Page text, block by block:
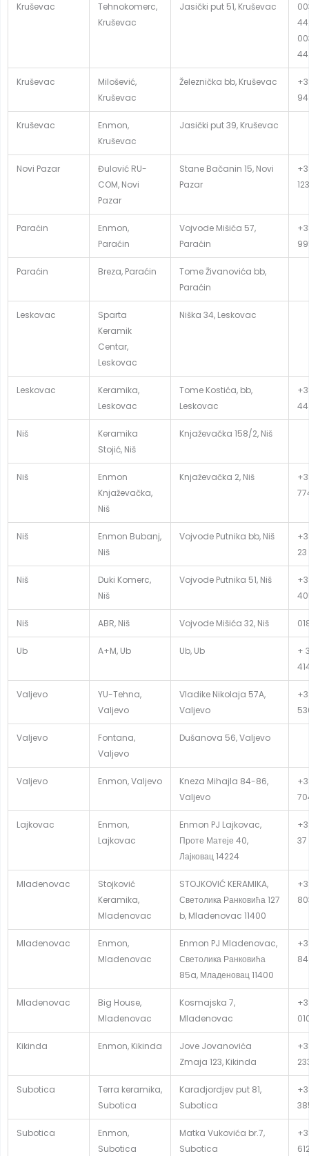
Kruševac
Tehnokomerc,
Kruševac
Jasički put 51, Kruševac
Kruševac
Milošević,
Kruševac
Železnička bb, Kruševac
Kruševac
Enmon,
Kruševac
Jasički put 39, Kruševac
Novi Pazar
Đulović RU-
COM, Novi
Pazar
Stane Bačanin 15, Novi
Pazar
123
Paraćin
Enmon,
Paraćin
Vojvode Mišića 57,
Paraćin
Paraćin Breza, Paraćin
Tome Živanovića bb,
Paraćin
Leskovac
Sparta
Keramik
Centar,
Leskovac
Niška 34, Leskovac
Leskovac
Keramika,
Leskovac
Tome Kostića, bb,
Leskovac
Niš
Keramika
Stojić, Niš
Knjaževačka 158/2, Niš
Niš
Enmon
Knjaževačka,
Niš
Knjaževačka 2, Niš
Niš
Enmon Bubanj,
Niš
Vojvode Putnika bb, Niš
Niš
Duki Komerc,
Niš
Vojvode Putnika 51, Niš
Niš ABR, Niš Vojvode Mišića 32, Niš
Ub A+M, Ub Ub, Ub
+
Valjevo
YU-Tehna,
Valjevo
Vladike Nikolaja 57A,
Valjevo
Valjevo
Fontana,
Valjevo
Dušanova 56, Valjevo
Valjevo Enmon, Valjevo
Kneza Mihajla 84-86,
Valjevo
Lajkovac
Enmon,
Lajkovac
Enmon PJ Lajkovac,
Проте Матеје 40,
Лајковац 14224
37
Mladenovac
Stojković
Keramika,
Mladenovac
STOJKOVIĆ KERAMIKA,
Светолика Ранковића 127
b, Mladenovac 11400
Mladenovac
Enmon,
Mladenovac
Enmon PJ Mladenovac,
Светолика Ранковића
85a, Младеновац 11400
84
Mladenovac
Big House,
Mladenovac
Kosmajska 7,
Mladenovac
Kikinda Enmon, Kikinda
Jove Jovanovića
Zmaja 123, Kikinda
Subotica
Terra keramika,
Subotica
Karadjordjev put 81,
Subotica
Subotica
Enmon,
Subotica
Matka Vukovića br.7,
Subotica